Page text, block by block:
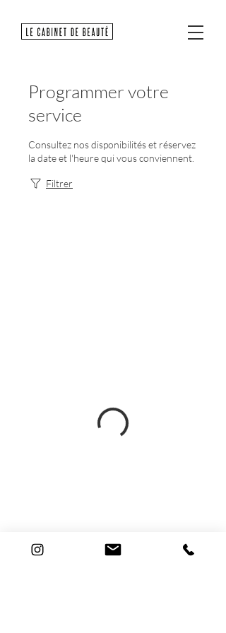
Programmer votre
service
Consultez nos disponibilités et réservez
la date et l'heure qui vous conviennent.
Filtrer